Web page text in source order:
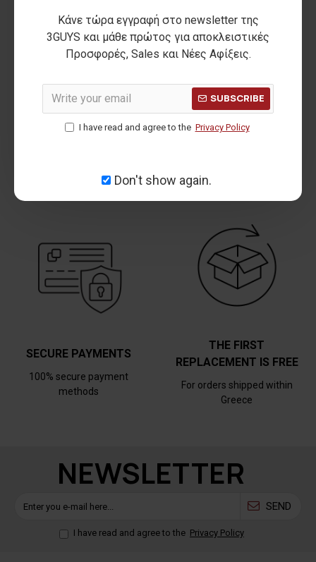
Κάνε τώρα εγγραφή στο newsletter της
3GUYS και μάθε πρώτος για αποκλειστικές
Προσφορές, Sales και Νέες Αφίξεις.
SUBSCRIBE
I have read and agree to the Privacy Policy
Don't show again.
SECURE PAYMENTS
100% secure payment
methods
THE FIRST
REPLACEMENT IS FREE
For orders shipped within
Greece
NEWSLETTER
SEND
I have read and agree to the Privacy Policy